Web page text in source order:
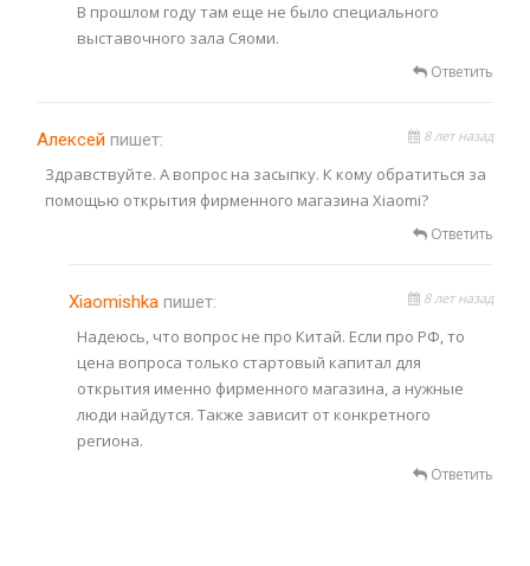
В прошлом году там еще не было специального
выставочного зала Сяоми.
Ответить
Алексей пишет: 8 лет назад
Здравствуйте. А вопрос на засыпку. К кому обратиться за
помощью открытия фирменного магазина Xiaomi?
Ответить
Xiaomishkaпишет: 8 лет назад
Надеюсь, что вопрос не про Китай. Если про РФ, то
цена вопроса только стартовый капитал для
открытия именно фирменного магазина, а нужные
люди найдутся. Также зависит от конкретного
региона.
Ответить